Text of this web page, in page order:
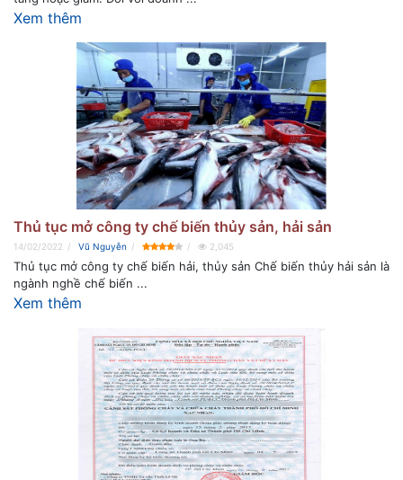
Xem thêm
Thủ tục mở công ty chế biến thủy sản, hải sản
14/02/2022 Vũ Nguyễn 2,045
Thủ tục mở công ty chế biến hải, thủy sản Chế biến thủy hải sản là
ngành nghề chế biến ...
Xem thêm